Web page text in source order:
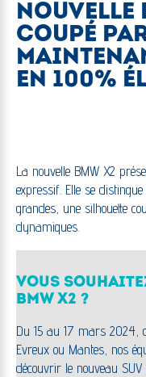
NOUVELLE
COUPÉ
EN 100%
La nouvelle BMW X2
expressif. Elle se
grandes, une silhouette
dynamiques.
VOUS
BMW X2 ?
Du 15 au 17 mars 2024,
Evreux ou Mantes, nos
découvrir le nouveau